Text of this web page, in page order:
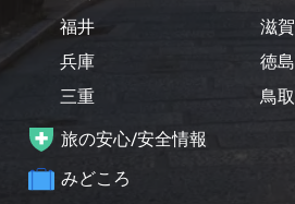
福井
兵庫
三重
滋賀
徳島
鳥取
旅の安心/安全情報
みどころ